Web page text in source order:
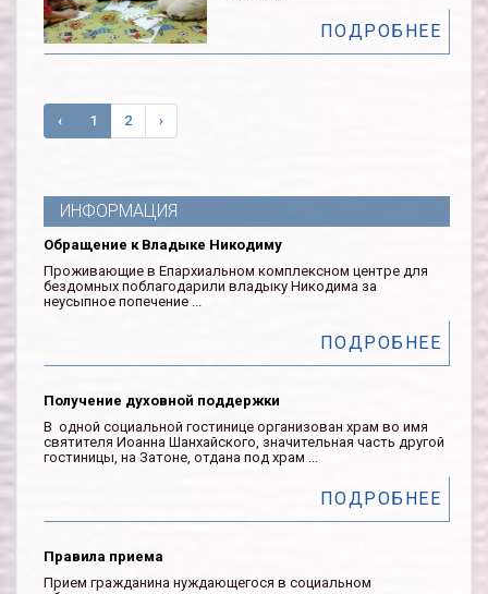
ПОДРОБНЕЕ
‹ 1 2 ›
ИНФОРМАЦИЯ
Обращение к Владыке Никодиму
Проживающие в Епархиальном комплексном центре для
бездомных поблагодарили владыку Никодима за
неусыпное попечение ...
ПОДРОБНЕЕ
Получение духовной поддержки
В одной социальной гостинице организован храм во имя
святителя Иоанна Шанхайского, значительная часть другой
гостиницы, на Затоне, отдана под храм ...
ПОДРОБНЕЕ
Правила приема
Прием гражданина нуждающегося в социальном